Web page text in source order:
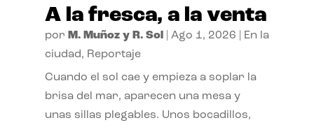
A la fresca, a la venta
por M. Muñoz y R. Sol Ago 1, 2026
En la
ciudad, Reportaje
Cuando el sol cae y empieza a soplar la
brisa del mar, aparecen una mesa y
unas sillas plegables. Unos bocadillos,